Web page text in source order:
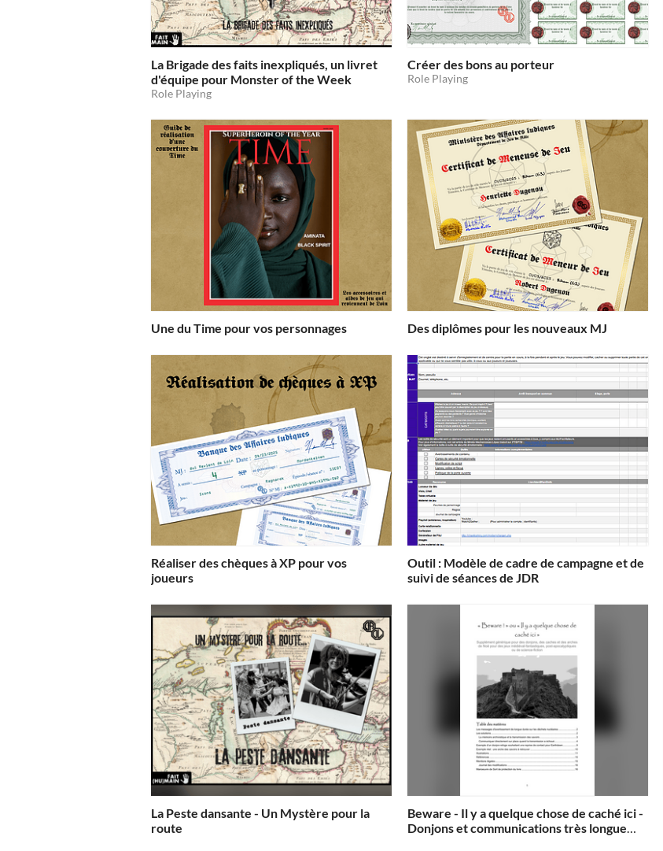
La Brigade des faits inexpliqués, un livret
d'équipe pour Monster of the Week
Role Playing
Créer des bons au porteur
Role Playing
Une du Time pour vos personnages Des diplômes pour les nouveaux MJ
Réaliser des chèques à XP pour vos
joueurs
Outil : Modèle de cadre de campagne et de
suivi de séances de JDR
La Peste dansante - Un Mystère pour la
route
Beware - Il y a quelque chose de caché ici -
Donjons et communications très longue